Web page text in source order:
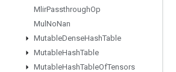
MlirPassthroughOp
Mul NoNan
MutableDenseHashTable
MutableHashTable
MutableHashTableOfTensors